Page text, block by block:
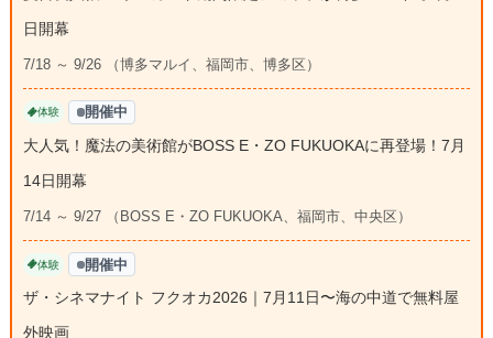
日開幕
7/18 ～ 9/26 （博多マルイ、福岡市、博多区）
体験 開催中
大人気！魔法の美術館がBOSS E・ZO FUKUOKAに再登場！7月
14日開幕
7/14 ～ 9/27 （BOSS E・ZO FUKUOKA、福岡市、中央区）
体験 開催中
ザ・シネマナイト フクオカ2026｜7月11日〜海の中道で無料屋
外映画